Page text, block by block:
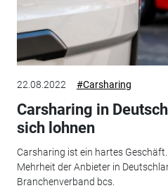
22.08.2022 #Carsharing
Carsharing in
sich lohnen
Carsharing ist ein hartes
Mehrheit der Anbieter in
Branchenverband bcs.